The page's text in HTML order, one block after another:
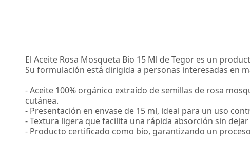
El Aceite Rosa Mosqueta Bio 15 Ml de Tegor es un
Su formulación está dirigida a personas interesadas en
- Aceite 100% orgánico extraído de semillas de rosa
cutánea.
- Presentación en envase de 15 ml, ideal para un uso
- Textura ligera que facilita una rápida absorción sin
- Producto certificado como bio, garantizando un